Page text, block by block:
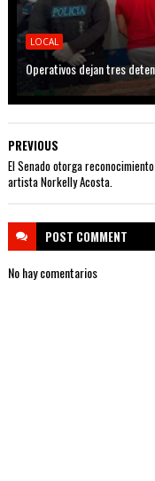
LOCAL
Operativos dejan tres
PREVIOUS
El Senado otorga
artista Norkelly Acosta.
POST COMMENT
No hay comentarios